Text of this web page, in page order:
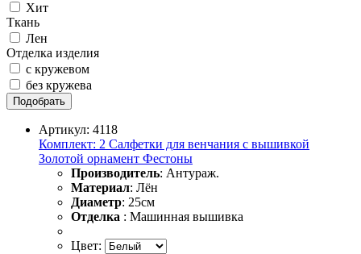
Хит
Ткань
Лен
Отделка изделия
с кружевом
без кружева
Подобрать
Артикул: 4118
Комплект: 2 Салфетки для венчания с вышивкой
Золотой орнамент Фестоны
Производитель: Антураж.
Материал: Лён
Диаметр: 25см
Отделка : Машинная вышивка
Цвет: